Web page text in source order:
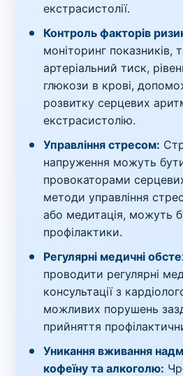
екстрасистолії.
Контроль факторів
моніторинг показників,
артеріальний тиск,
глюкози в крові,
розвитку серцевих
екстрасистолію.
Управління стресом:
напруження можуть
провокаторами
методи управління
або медитація, можуть
профілактики.
Регулярні медичні
проводити регулярні
консультації з
можливих порушень
прийняття
Уникання вживання
кофеїну та алкоголю: